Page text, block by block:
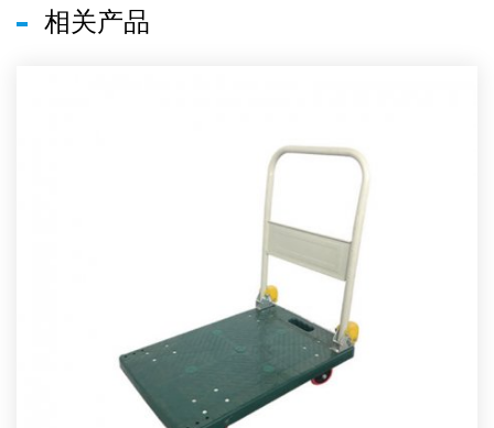
相关产品